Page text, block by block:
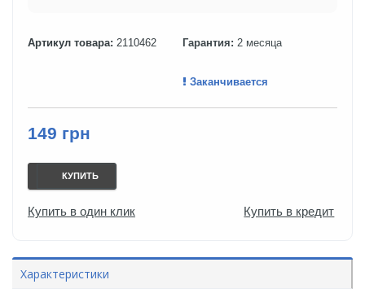
Артикул товара: 2110462 Гарантия: 2 месяца
Заканчивается
149 грн
КУПИТЬ
Купить в один клик Купить в кредит
Характеристики